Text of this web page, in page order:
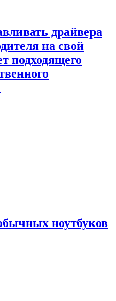
драйвера
на свой
подходящего
ноутбуков